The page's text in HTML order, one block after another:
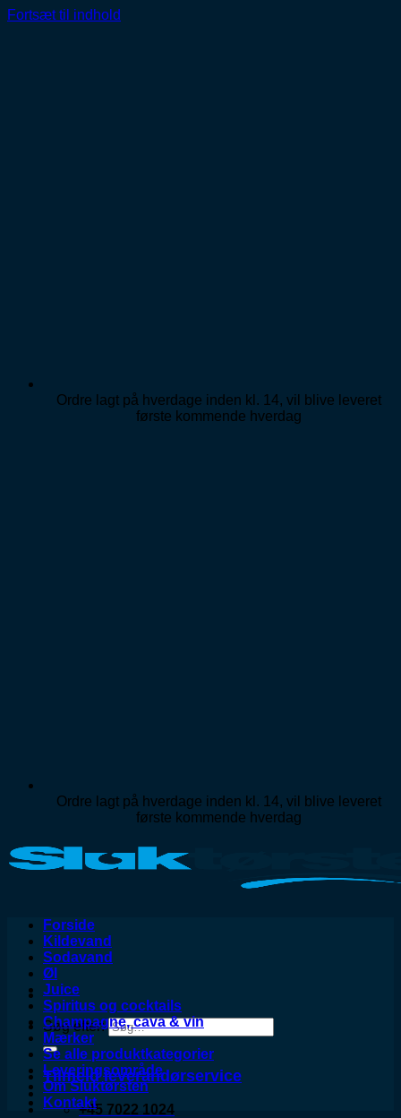
Fortsæt til indhold
Ordre lagt på hverdage inden kl. 14, vil blive leveret
første kommende hverdag
Ordre lagt på hverdage inden kl. 14, vil blive leveret
første kommende hverdag
Søg efter:
Tilmeld leverandørservice
+45 7022 1024
Forside
Kildevand
Sodavand
Øl
Juice
Spiritus og cocktails
Champagne, cava & vin
Mærker
Se alle produktkategorier
Leveringsområde
Om Sluktørsten
Kontakt